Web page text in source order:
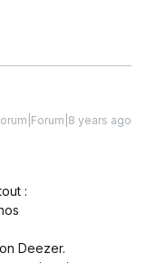
years ago
:
Deezer.